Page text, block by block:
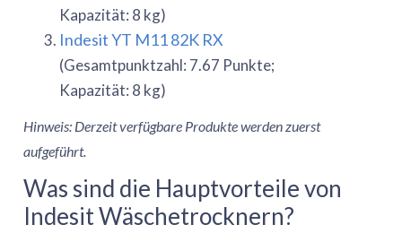
Kapazität: 8 kg)
Indesit YT M11 82K RX
(Gesamtpunktzahl: 7.67 Punkte;
Kapazität: 8 kg)
Hinweis: Derzeit verfügbare Produkte werden zuerst
aufgeführt.
Was sind die Hauptvorteile von
Indesit Wäschetrocknern?